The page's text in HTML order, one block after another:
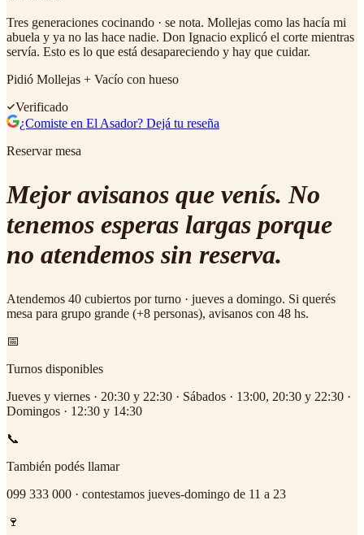
Tres generaciones cocinando · se nota. Mollejas como las hacía mi
abuela y ya no las hace nadie. Don Ignacio explicó el corte mientras
servía. Esto es lo que está desapareciendo y hay que cuidar.
Pidió Mollejas + Vacío con hueso
Verificado
¿Comiste en El Asador? Dejá tu reseña
Reservar mesa
Mejor avisanos que venís. No
tenemos esperas largas porque
no atendemos sin reserva.
Atendemos 40 cubiertos por turno · jueves a domingo. Si querés
mesa para grupo grande (+8 personas), avisanos con 48 hs.
📅
Turnos disponibles
Jueves y viernes · 20:30 y 22:30 · Sábados · 13:00, 20:30 y 22:30 ·
Domingos · 12:30 y 14:30
📞
También podés llamar
099 333 000 · contestamos jueves-domingo de 11 a 23
🍷